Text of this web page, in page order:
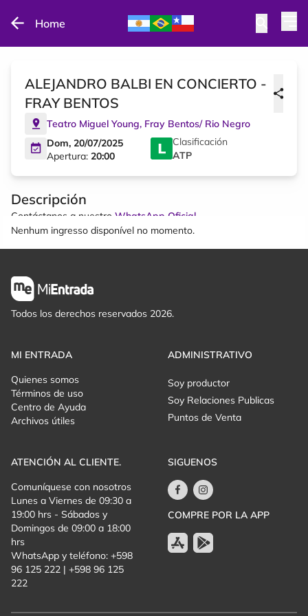
Home
ALEJANDRO BALBI EN CONCIERTO -
FRAY BENTOS
Teatro Miguel Young, Fray Bentos/ Rio Negro
Dom, 20/07/2025
Apertura: 20:00
Clasificación
ATP
Descripción
Contáctanos a nuestro WhatsApp Oficial
Nenhum ingresso disponível no momento.
Todos los derechos reservados 2026.
MI ENTRADA
Quienes somos
Términos de uso
Centro de Ayuda
Archivos útiles
ADMINISTRATIVO
Soy productor
Soy Relaciones Publicas
Puntos de Venta
ATENCIÓN AL CLIENTE.
Comuníquese con nosotros
Lunes a Viernes de 09:30 a
19:00 hrs - Sábados y
Domingos de 09:00 a 18:00
hrs
WhatsApp y teléfono: +598
96 125 222 | +598 96 125
222
SIGUENOS
COMPRE POR LA APP